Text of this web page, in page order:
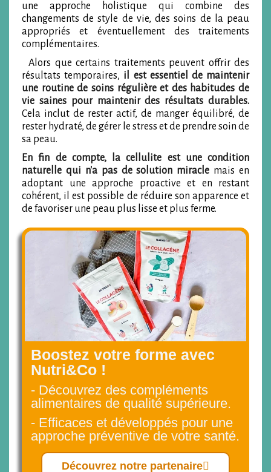
une approche holistique qui combine des
changements de style de vie, des soins de la peau
appropriés et éventuellement des traitements
complémentaires.
Alors que certains traitements peuvent offrir des
résultats temporaires, il est essentiel de maintenir
une routine de soins régulière et des habitudes de
vie saines pour maintenir des résultats durables.
Cela inclut de rester actif, de manger équilibré, de
rester hydraté, de gérer le stress et de prendre soin de
sa peau.
En fin de compte, la cellulite est une condition
naturelle qui n'a pas de solution miracle mais en
adoptant une approche proactive et en restant
cohérent, il est possible de réduire son apparence et
de favoriser une peau plus lisse et plus ferme.
Boostez votre forme avec
Nutri&Co !
- Découvrez des compléments
alimentaires de qualité supérieure.
- Efficaces et développés pour une
approche préventive de votre santé.
Découvrez notre partenaire